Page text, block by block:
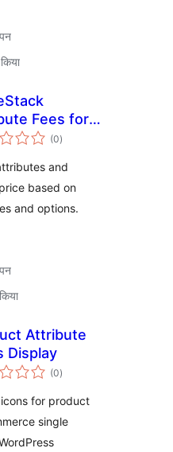
Fees for
(0कुल
दर)
and
based on
and options.
Attribute
Display
(0कुल
दर)
for product
single